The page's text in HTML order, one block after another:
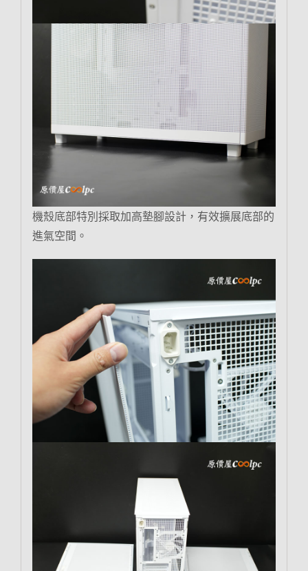
機殼底部特別採取加高墊腳設計，有效擴展底部的
進氣空間。